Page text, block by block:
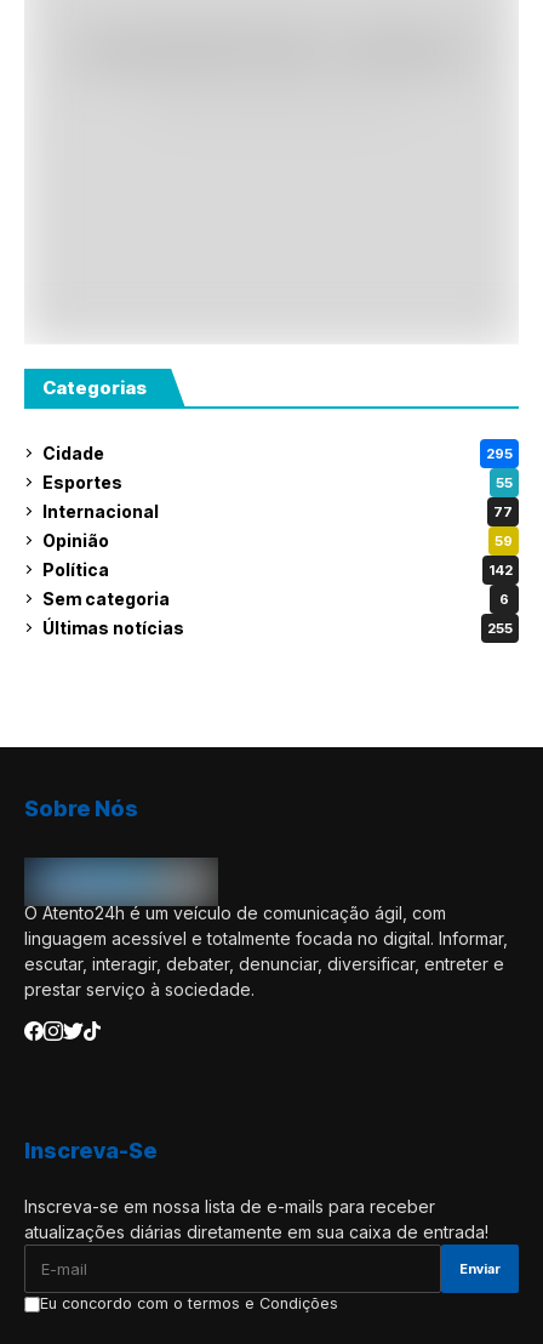
Categorias
Cidade 295
Esportes 55
Internacional 77
Opinião 59
Política 142
Sem categoria 6
Últimas notícias 255
Sobre Nós
O Atento24h é um veículo de comunicação ágil, com
linguagem acessível e totalmente focada no digital. Informar,
escutar, interagir, debater, denunciar, diversificar, entreter e
prestar serviço à sociedade.
Inscreva-Se
Inscreva-se em nossa lista de e-mails para receber
atualizações diárias diretamente em sua caixa de entrada!
Eu concordo com o termos e Condições